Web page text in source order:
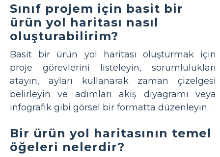
Sınıf projem için basit bir
ürün yol haritası nasıl
oluşturabilirim?
Basit bir ürün yol haritası oluşturmak için
proje görevlerini listeleyin, sorumlulukları
atayın, ayları kullanarak zaman çizelgesi
belirleyin ve adımları akış diyagramı veya
infografik gibi görsel bir formatta düzenleyin.
Bir ürün yol haritasının temel
öğeleri nelerdir?